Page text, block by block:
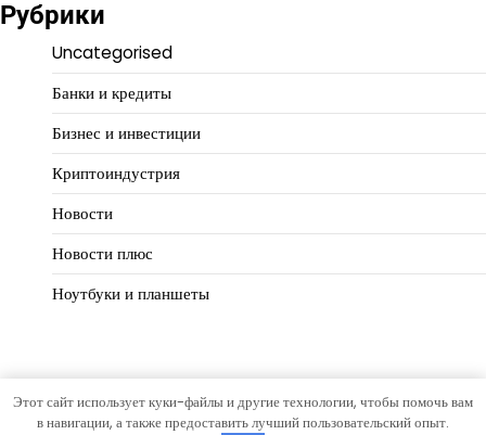
Рубрики
Uncategorised
Банки и кредиты
Бизнес и инвестиции
Криптоиндустрия
Новости
Новости плюс
Ноутбуки и планшеты
Copyright © 2026Деньги работаютТема Open News от
Этот сайт использует куки-файлы и другие технологии, чтобы помочь вам
в навигации, а также предоставить лучший пользовательский опыт.